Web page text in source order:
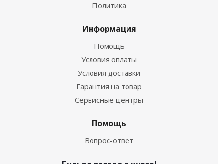
Политика
Информация
Помощь
Условия оплаты
Условия доставки
Гарантия на товар
Сервисные центры
Помощь
Вопрос-ответ